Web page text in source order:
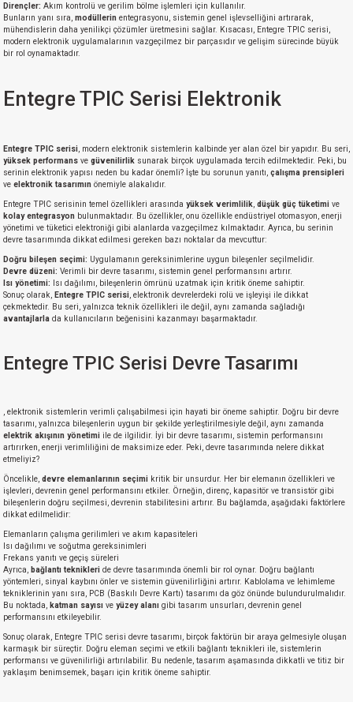
Dirençler: Akım kontrolü ve gerilim bölme işlemleri için kullanılır.
Bunların yanı sıra, modüllerin entegrasyonu, sistemin genel işlevselliğini artırarak,
mühendislerin daha yenilikçi çözümler üretmesini sağlar. Kısacası, Entegre TPIC serisi,
modern elektronik uygulamalarının vazgeçilmez bir parçasıdır ve gelişim sürecinde büyük
bir rol oynamaktadır.
Entegre TPIC Serisi Elektronik
Entegre TPIC serisi , modern elektronik sistemlerin kalbinde yer alan özel bir yapıdır. Bu seri,
yüksek performans ve güvenilirlik sunarak birçok uygulamada tercih edilmektedir. Peki, bu
serinin elektronik yapısı neden bu kadar önemli? İşte bu sorunun yanıtı, çalışma prensipleri
ve elektronik tasarımın önemiyle alakalıdır.
Entegre TPIC serisinin temel özellikleri arasında yüksek verimlilik düşük güç tüketimi ve
kolay entegrasyon bulunmaktadır. Bu özellikler, onu özellikle endüstriyel otomasyon, enerji
yönetimi ve tüketici elektroniği gibi alanlarda vazgeçilmez kılmaktadır. Ayrıca, bu serinin
devre tasarımında dikkat edilmesi gereken bazı noktalar da mevcuttur:
Doğru bileşen seçimi: Uygulamanın gereksinimlerine uygun bileşenler seçilmelidir.
Devre düzeni: Verimli bir devre tasarımı, sistemin genel performansını artırır.
Isı yönetimi: Isı dağılımı, bileşenlerin ömrünü uzatmak için kritik öneme sahiptir.
Sonuç olarak,
Entegre TPIC serisi , elektronik devrelerdeki rolü ve işleyişi ile dikkat
çekmektedir. Bu seri, yalnızca teknik özellikleri ile değil, aynı zamanda sağladığı
avantajlarla da kullanıcıların beğenisini kazanmayı başarmaktadır.
Entegre TPIC Serisi Devre Tasarımı
, elektronik sistemlerin verimli çalışabilmesi için hayati bir öneme sahiptir. Doğru bir devre
tasarımı, yalnızca bileşenlerin uygun bir şekilde yerleştirilmesiyle değil, aynı zamanda
elektrik akışının yönetimi ile de ilgilidir. İyi bir devre tasarımı, sistemin performansını
artırırken, enerji verimliliğini de maksimize eder. Peki, devre tasarımında nelere dikkat
etmeliyiz?
Öncelikle, devre elemanlarının seçimi kritik bir unsurdur. Her bir elemanın özellikleri ve
işlevleri, devrenin genel performansını etkiler. Örneğin, direnç, kapasitör ve transistör gibi
bileşenlerin doğru seçilmesi, devrenin stabilitesini artırır. Bu bağlamda, aşağıdaki faktörlere
dikkat edilmelidir:
Elemanların çalışma gerilimleri ve akım kapasiteleri
Isı dağılımı ve soğutma gereksinimleri
Frekans yanıtı ve geçiş süreleri
Ayrıca,
bağlantı teknikleri de devre tasarımında önemli bir rol oynar. Doğru bağlantı
yöntemleri, sinyal kaybını önler ve sistemin güvenilirliğini artırır. Kablolama ve lehimleme
tekniklerinin yanı sıra, PCB (Baskılı Devre Kartı) tasarımı da göz önünde bulundurulmalıdır.
Bu noktada,
katman sayısı ve yüzey alanı gibi tasarım unsurları, devrenin genel
performansını etkileyebilir.
Sonuç olarak, Entegre TPIC serisi devre tasarımı, birçok faktörün bir araya gelmesiyle oluşan
karmaşık bir süreçtir. Doğru eleman seçimi ve etkili bağlantı teknikleri ile, sistemlerin
performansı ve güvenilirliği artırılabilir. Bu nedenle, tasarım aşamasında dikkatli ve titiz bir
yaklaşım benimsemek, başarı için kritik öneme sahiptir.